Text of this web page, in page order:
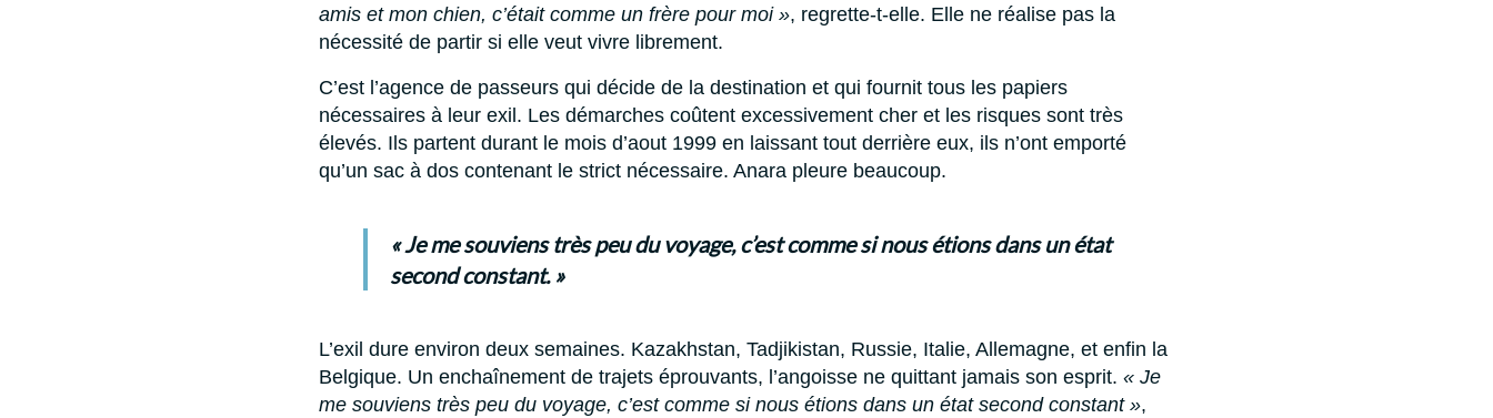
amis et mon chien, c’était comme un frère pour moi », regrette-t-elle. Elle ne réalise pas la
nécessité de partir si elle veut vivre librement.
C’est l’agence de passeurs qui décide de la destination et qui fournit tous les papiers
nécessaires à leur exil. Les démarches coûtent excessivement cher et les risques sont très
élevés. Ils partent durant le mois d’aout 1999 en laissant tout derrière eux, ils n’ont emporté
qu’un sac à dos contenant le strict nécessaire. Anara pleure beaucoup.
« Je me souviens très peu du voyage, c’est comme si nous étions dans un état
second constant. »
L’exil dure environ deux semaines. Kazakhstan, Tadjikistan, Russie, Italie, Allemagne, et enfin la
Belgique. Un enchaînement de trajets éprouvants, l’angoisse ne quittant jamais son esprit. « Je
me souviens très peu du voyage, c’est comme si nous étions dans un état second constant »,